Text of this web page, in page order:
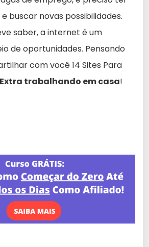
buscar novas possibilidades.
saber, a internet é um
de oportunidades. Pensando
com você 14 Sites Para
trabalhando em casa!